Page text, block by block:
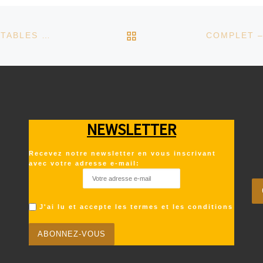
RETOUR À LA LISTE
NEWSLETTER
Recevez notre newsletter en vous inscrivant
avec votre adresse e-mail:
J'ai lu et accepte les termes et les conditions